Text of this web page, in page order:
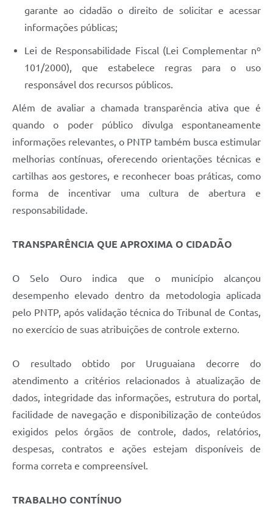
garante ao cidadão o direito de solicitar e acessar
informações públicas;
Lei de Responsabilidade Fiscal (Lei Complementar nº
101/2000), que estabelece regras para o uso
responsável dos recursos públicos.
Além de avaliar a chamada transparência ativa que é
quando o poder público divulga espontaneamente
informações relevantes, o PNTP também busca estimular
melhorias contínuas, oferecendo orientações técnicas e
cartilhas aos gestores, e reconhecer boas práticas, como
forma de incentivar uma cultura de abertura e
responsabilidade.
TRANSPARÊNCIA QUE APROXIMA O CIDADÃO
O Selo Ouro indica que o município alcançou
desempenho elevado dentro da metodologia aplicada
pelo PNTP, após validação técnica do Tribunal de Contas,
no exercício de suas atribuições de controle externo.
O resultado obtido por Uruguaiana decorre do
atendimento a critérios relacionados à atualização de
dados, integridade das informações, estrutura do portal,
facilidade de navegação e disponibilização de conteúdos
exigidos pelos órgãos de controle, dados, relatórios,
despesas, contratos e ações estejam disponíveis de
forma correta e compreensível.
TRABALHO CONTÍNUO